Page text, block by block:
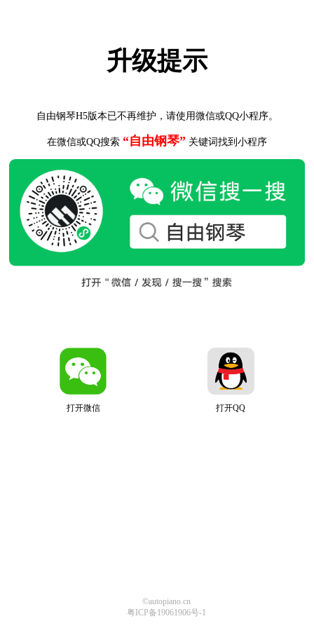
升级提示
自由钢琴H5版本已不再维护，请使用微信或QQ小程序。
在微信或QQ搜索 “自由钢琴” 关键词找到小程序
打开微信 打开QQ
©autopiano.cn
粤ICP备19061906号-1